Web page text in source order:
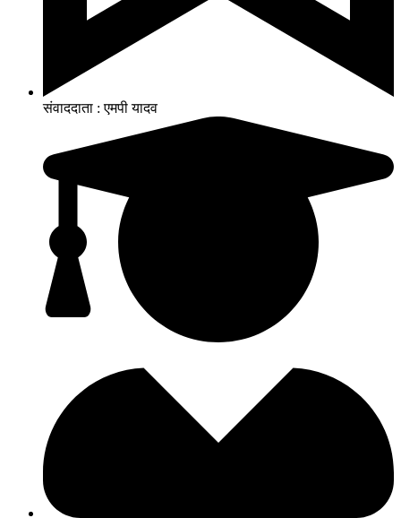
संवाददाता : एमपी यादव